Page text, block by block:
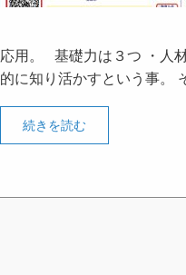
応用。 基礎力は３つ ・人
的に知り活かすという事。
続きを読む